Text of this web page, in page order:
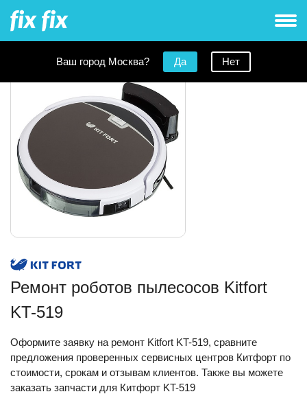
Ваш город Москва? Да Нет
Ремонт роботов пылесосов Kitfort
KT-519
Оформите заявку на ремонт Kitfort KT-519, сравните
предложения проверенных сервисных центров Китфорт по
стоимости, срокам и отзывам клиентов. Также вы можете
заказать запчасти для Китфорт KT-519